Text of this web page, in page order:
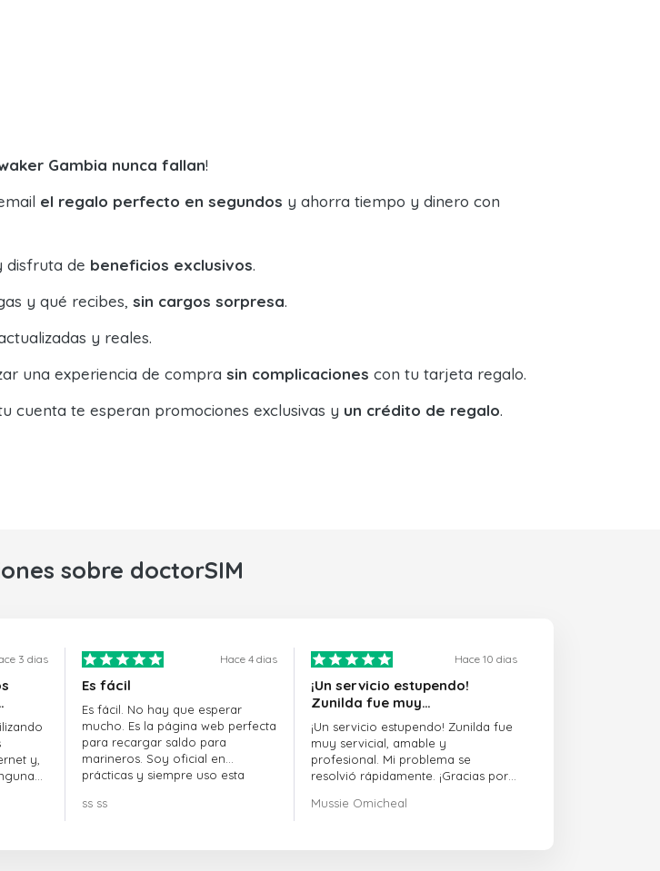
Gambia nunca fallan!
el regalo perfecto en segundos y ahorra tiempo y dinero con
disfruta de beneficios exclusivos.
y qué recibes, sin cargos sorpresa.
y reales.
una experiencia de compra sin complicaciones con tu tarjeta regalo.
cuenta te esperan promociones exclusivas y un crédito de regalo.
sobre doctorSIM
3 dias
y,
Hace 4 dias
Es fácil
Es fácil. No hay que esperar
mucho. Es la página web perfecta
para recargar saldo para
marineros. Soy oficial en
prácticas y siempre uso esta
ss ss
Hace 10 dias
¡Un servicio estupendo!
Zunilda fue muy…
¡Un servicio estupendo! Zunilda fue
muy servicial, amable y
profesional. Mi problema se
resolvió rápidamente. ¡Gracias por
Mussie Omicheal